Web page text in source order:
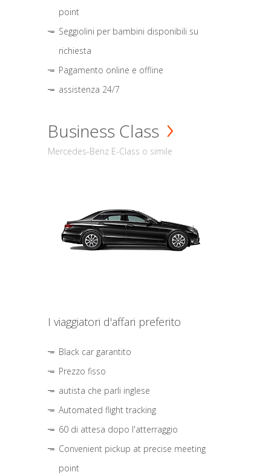
point
Seggiolini per bambini disponibili su
richiesta
Pagamento online e offline
assistenza 24/7
Business Class
Mercedes-Benz E-Class o simile
I viaggiatori d'affari preferito
Black car garantito
Prezzo fisso
autista che parli inglese
Automated flight tracking
60 di attesa dopo l'atterraggio
Convenient pickup at precise meeting
point